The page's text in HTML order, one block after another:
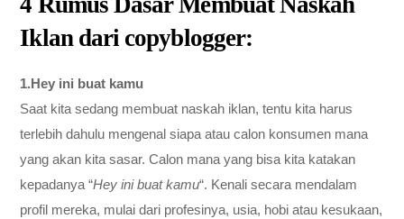
Iklan dari copyblogger:
1.Hey ini buat kamu
Saat kita sedang membuat naskah iklan, tentu kita harus
terlebih dahulu mengenal siapa atau calon konsumen mana
yang akan kita sasar. Calon mana yang bisa kita katakan
kepadanya “Hey ini buat kamu“. Kenali secara mendalam
profil mereka, mulai dari profesinya, usia, hobi atau kesukaan,